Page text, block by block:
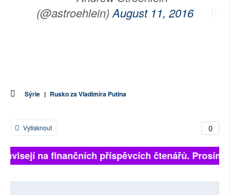
(@astroehlein) August 11, 2016
Sýrie | Rusko za Vladimíra Putina
0
Vytisknout
na finančních příspěvcích čtenářů.